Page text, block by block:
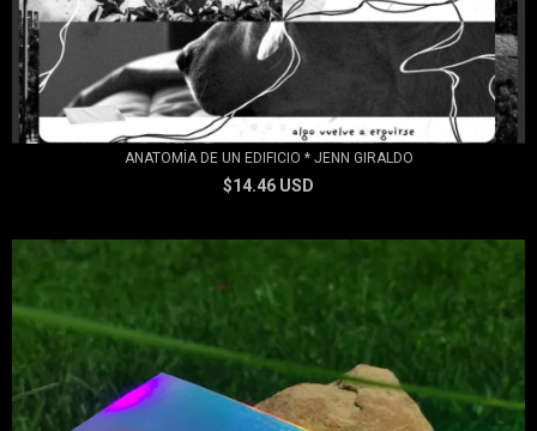
ANATOMÍA DE UN EDIFICIO * JENN GIRALDO
$14.46 USD